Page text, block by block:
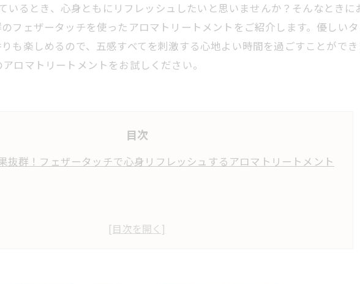
るとき、心身ともにリフレッシュしたいと思いませんか？そんなときに
フェザータッチを使ったアロマトリートメントをご紹介します。優しい
も楽しめるので、五感すべてを刺激する心地よい時間を過ごすことがで
ロマトリートメントをお試しください。
目次
抜群！フェザータッチで心身リフレッシュするアロマトリートメント